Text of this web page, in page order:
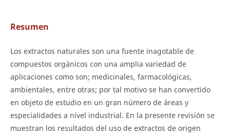
Resumen
Los extractos naturales son una fuente inagotable de
compuestos orgánicos con una amplia variedad de
aplicaciones como son; medicinales, farmacológicas,
ambientales, entre otras; por tal motivo se han convertido
en objeto de estudio en un gran número de áreas y
especialidades a nivel industrial. En la presente revisión se
muestran los resultados del uso de extractos de origen